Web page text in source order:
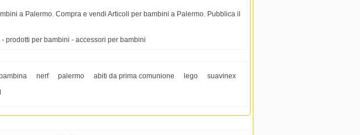
a Palermo. Compra e vendi Articoli per bambini a Palermo. Pubblica il
prodotti per bambini - accessori per bambini
nerf palermo abiti da prima comunione lego
suavinex